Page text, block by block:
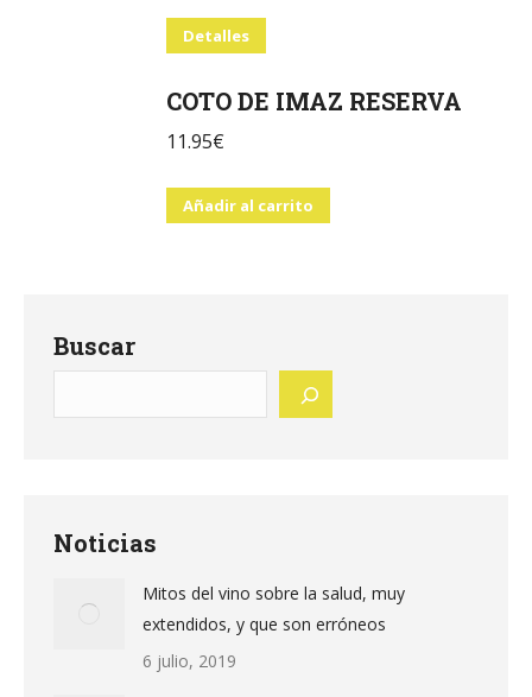
Detalles
COTO DE IMAZ RESERVA
11.95€
Añadir al carrito
Buscar
Noticias
Mitos del vino sobre la salud, muy
extendidos, y que son erróneos
6 julio, 2019